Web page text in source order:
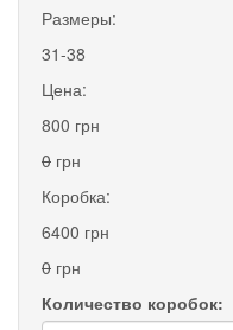
Размеры:
31-38
Цена:
800 грн
0 грн
Коробка:
6400 грн
0 грн
Количество коробок: